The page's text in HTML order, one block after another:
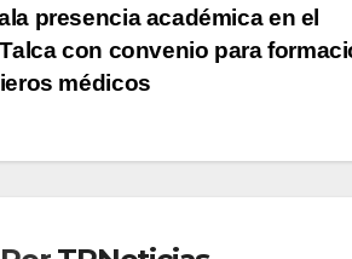
presencia académica en el
con convenio para
médicos